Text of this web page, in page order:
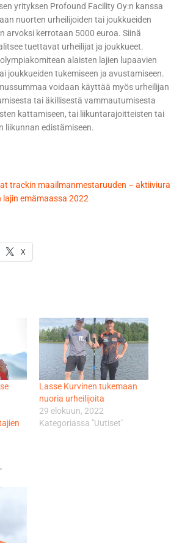
yrityksen Profound Facility Oy:n kanssa
nuorten urheilijoiden tai joukkueiden
arvoksi kerrotaan 5000 euroa. Siinä
tuettavat urheilijat ja joukkueet.
alaisten lajien lupaavien
joukkueiden tukemiseen ja avustamiseen.
voidaan käyttää myös urheilijan
tai äkillisestä vammautumisesta
kattamiseen, tai liikuntarajoitteisten tai
liikunnan edistämiseen.
trackin maailmanmestaruuden – aktiiviura
emämaassa 2022
X
Lasse Kurvinen tukemaan
nuoria urheilijoita
29 elokuun, 2022
Kategoriassa "Uutiset"